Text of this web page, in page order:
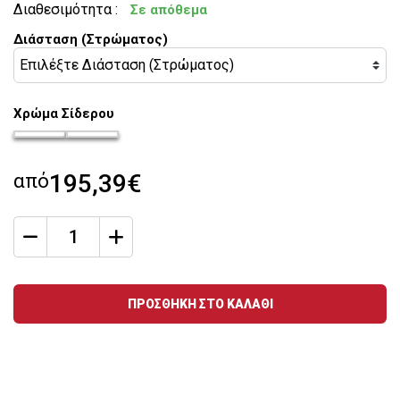
Διαθεσιμότητα :
Σε απόθεμα
Διάσταση (Στρώματος)
Χρώμα Σίδερου
chroma-siderou_35
chroma-siderou_39
από195,39€
qty
ΠΡΟΣΘΗΚΗ ΣΤΟ ΚΑΛΑΘΙ